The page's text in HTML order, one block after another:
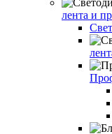
лента и